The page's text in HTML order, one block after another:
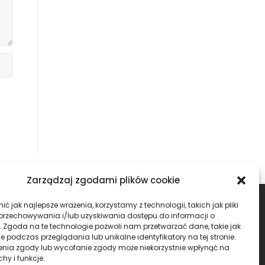
Zarządzaj zgodami plików cookie
jak najlepsze wrażenia, korzystamy z technologii, takich jak pliki
i/lub uzyskiwania dostępu do informacji o
Zgoda na te technologie pozwoli nam przetwarzać dane, takie jak
podczas przeglądania lub unikalne identyfikatory na tej stronie.
zgody lub wycofanie zgody może niekorzystnie wpłynąć na
i funkcje.
– WYNIKI
Mężczyzn